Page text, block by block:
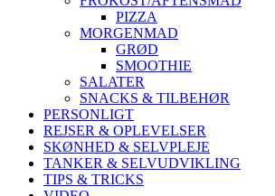
PIZZA
MORGENMAD
GRØD
SMOOTHIE
SALATER
SNACKS & TILBEHØR
PERSONLIGT
REJSER & OPLEVELSER
SKØNHED & SELVPLEJE
TANKER & SELVUDVIKLING
TIPS & TRICKS